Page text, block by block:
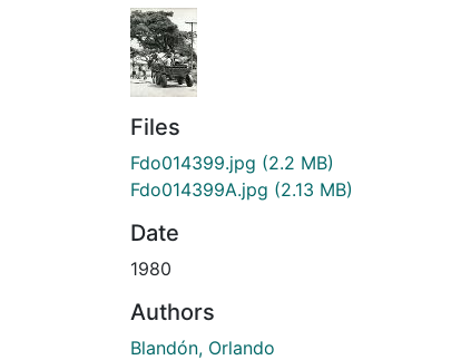
Files
Fdo014399.jpg (2.2 MB)
Fdo014399A.jpg (2.13 MB)
Date
1980
Authors
Blandón, Orlando